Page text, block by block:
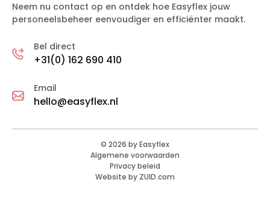
Neem nu contact op en ontdek hoe Easyflex jouw
personeelsbeheer eenvoudiger en efficiënter maakt.
Bel direct
+31(0) 162 690 410
Email
hello@easyflex.nl
© 2026 by Easyflex
Algemene voorwaarden
Privacy beleid
Website by ZUID.com